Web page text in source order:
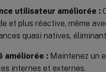
utilisateur améliorée :
et plus réactive, même
quasi natives,
améliorée : Maintenez un
internes et externes.